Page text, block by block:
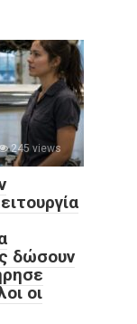
245 views
δώσουν
οι